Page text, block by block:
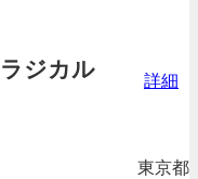
ジカル
詳細
東京都